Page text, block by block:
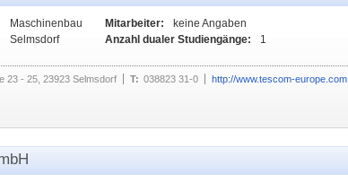
Maschinenbau
Selmsdorf
Mitarbeiter:
keine Angaben
Anzahl dualer Studiengänge:
1
23 - 25, 23923 Selmsdorf T: 038823 31-0 http://www.tescom-europe.com